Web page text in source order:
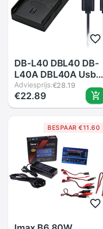
DB-L40 DBL40 DB-
L40A DBL40A Usb
Batterij Oplader
Voor Sanyo VPC-
HD700 VPC-HD800
HD700 HD1A
Camera
Adviesprijs:€28.19
€22.89
BESPAAR €11.60